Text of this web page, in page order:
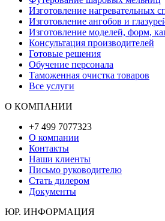
Изготовление нагревательных
Изготовление ангобов и
Изготовление моделей, форм,
Консультация производителей
Готовые решения
Обучение персонала
Таможенная очистка товаров
Все услуги
О КОМПАНИИ
+7 499 7077323
О компании
Контакты
Наши клиенты
Письмо руководителю
Стать дилером
Документы
ЮР. ИНФОРМАЦИЯ